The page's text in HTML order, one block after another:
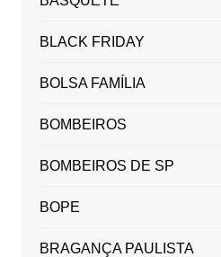
BLACK FRIDAY
BOLSA FAMÍLIA
BOMBEIROS
BOMBEIROS DE SP
BOPE
BRAGANÇA PAULISTA